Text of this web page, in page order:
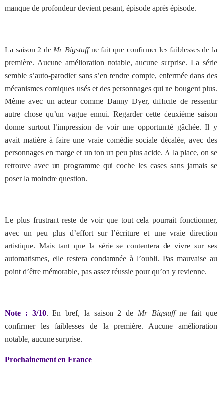
manque de profondeur devient pesant, épisode après épisode.
La saison 2 de Mr Bigstuffne fait que confirmer les faiblesses de la
première. Aucune amélioration notable, aucune surprise. La série
semble s’auto-parodier sans s’en rendre compte, enfermée dans des
mécanismes comiques usés et des personnages qui ne bougent plus.
Même avec un acteur comme Danny Dyer, difficile de ressentir
autre chose qu’un vague ennui. Regarder cette deuxième saison
donne surtout l’impression de voir une opportunité gâchée. Il y
avait matière à faire une vraie comédie sociale décalée, avec des
personnages en marge et un ton un peu plus acide. À la place, on se
retrouve avec un programme qui coche les cases sans jamais se
poser la moindre question.
Le plus frustrant reste de voir que tout cela pourrait fonctionner,
avec un peu plus d’effort sur l’écriture et une vraie direction
artistique. Mais tant que la série se contentera de vivre sur ses
automatismes, elle restera condamnée à l’oubli. Pas mauvaise au
point d’être mémorable, pas assez réussie pour qu’on y revienne.
Note : 3/10. En bref, la saison 2 de Mr Bigstuffne fait que
confirmer les faiblesses de la première. Aucune amélioration
notable, aucune surprise.
Prochainement en France